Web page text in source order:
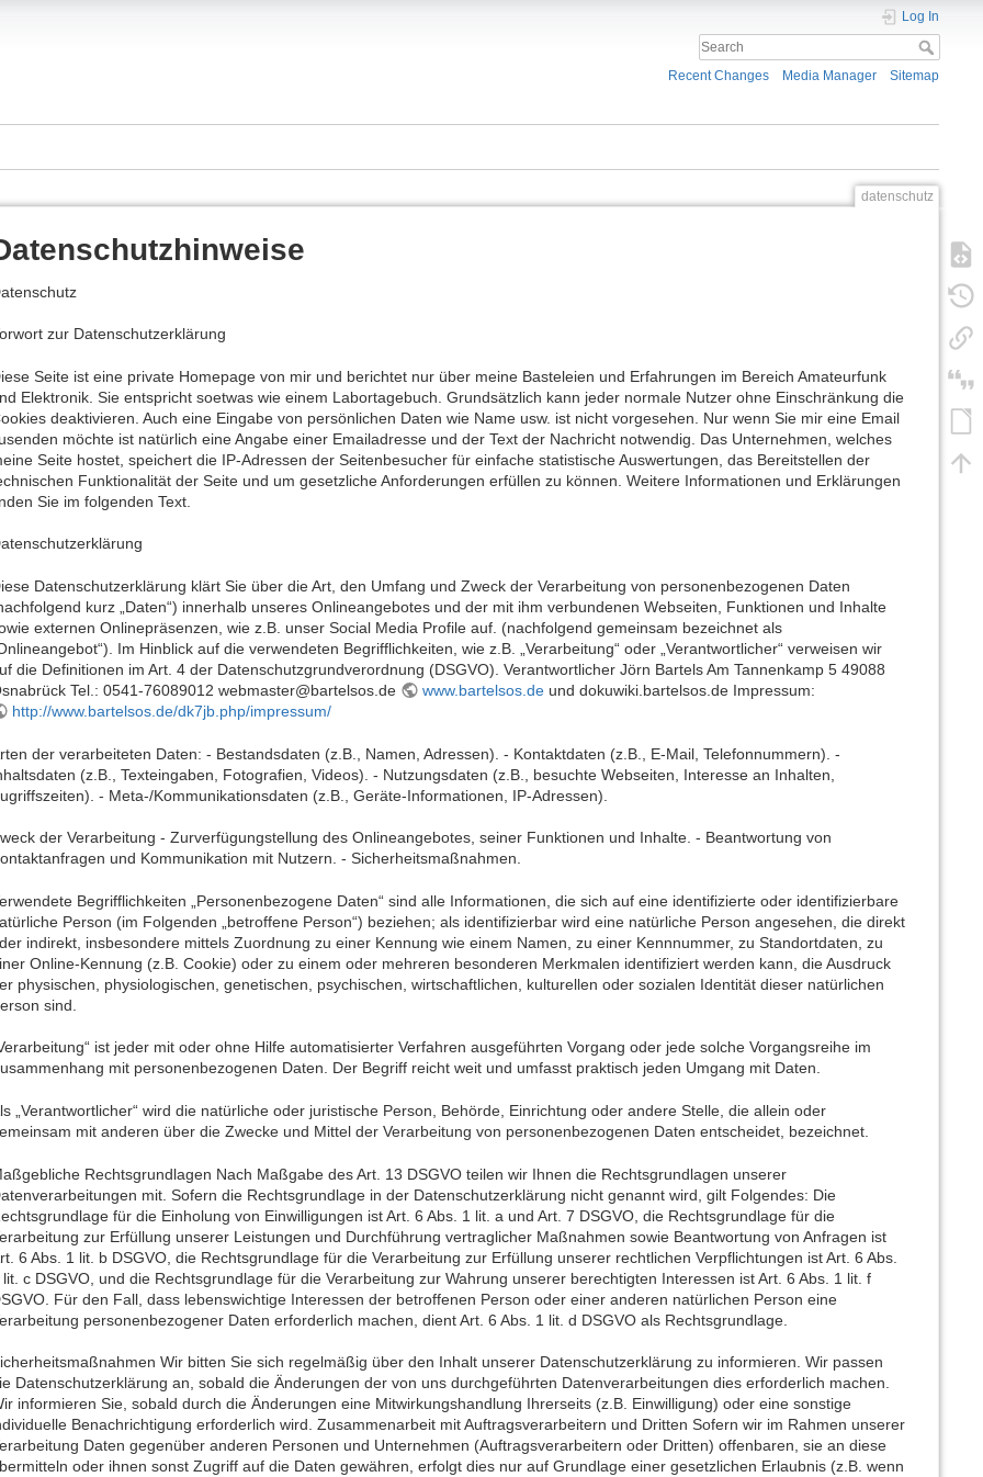
Log In
Recent Changes Media Manager Sitemap
datenschutz
zur Datenschutzerklärung
Seite ist eine private Homepage von mir und berichtet nur über meine Basteleien und Erfahrungen im Bereich Amateurfunk
Elektronik. Sie entspricht soetwas wie einem Labortagebuch. Grundsätzlich kann jeder normale Nutzer ohne Einschränkung die
deaktivieren. Auch eine Eingabe von persönlichen Daten wie Name usw. ist nicht vorgesehen. Nur wenn Sie mir eine Email
möchte ist natürlich eine Angabe einer Emailadresse und der Text der Nachricht notwendig. Das Unternehmen, welches
Seite hostet, speichert die IP-Adressen der Seitenbesucher für einfache statistische Auswertungen, das Bereitstellen der
Funktionalität der Seite und um gesetzliche Anforderungen erfüllen zu können. Weitere Informationen und Erklärungen
Sie im folgenden Text.
Datenschutzerklärung klärt Sie über die Art, den Umfang und Zweck der Verarbeitung von personenbezogenen Daten
kurz „Daten“) innerhalb unseres Onlineangebotes und der mit ihm verbundenen Webseiten, Funktionen und Inhalte
externen Onlinepräsenzen, wie z.B. unser Social Media Profile auf. (nachfolgend gemeinsam bezeichnet als
Im Hinblick auf die verwendeten Begrifflichkeiten, wie z.B. „Verarbeitung“ oder „Verantwortlicher“ verweisen wir
die Definitionen im Art. 4 der Datenschutzgrundverordnung (DSGVO). Verantwortlicher Jörn Bartels Am Tannenkamp 5 49088
Tel.: 0541-76089012 webmaster@bartelsos.de
www.bartelsos.deund dokuwiki.bartelsos.de Impressum:
http://www.bartelsos.de/dk7jb.php/impressum/
der verarbeiteten Daten: - Bestandsdaten (z.B., Namen, Adressen). - Kontaktdaten (z.B., E-Mail, Telefonnummern). -
(z.B., Texteingaben, Fotografien, Videos). - Nutzungsdaten (z.B., besuchte Webseiten, Interesse an Inhalten,
- Meta-/Kommunikationsdaten (z.B., Geräte-Informationen, IP-Adressen).
der Verarbeitung - Zurverfügungstellung des Onlineangebotes, seiner Funktionen und Inhalte. - Beantwortung von
und Kommunikation mit Nutzern. - Sicherheitsmaßnahmen.
Begrifflichkeiten „Personenbezogene Daten“ sind alle Informationen, die sich auf eine identifizierte oder identifizierbare
Person (im Folgenden „betroffene Person“) beziehen; als identifizierbar wird eine natürliche Person angesehen, die direkt
indirekt, insbesondere mittels Zuordnung zu einer Kennung wie einem Namen, zu einer Kennnummer, zu Standortdaten, zu
Online-Kennung (z.B. Cookie) oder zu einem oder mehreren besonderen Merkmalen identifiziert werden kann, die Ausdruck
physischen, physiologischen, genetischen, psychischen, wirtschaftlichen, kulturellen oder sozialen Identität dieser natürlichen
sind.
ist jeder mit oder ohne Hilfe automatisierter Verfahren ausgeführten Vorgang oder jede solche Vorgangsreihe im
mit personenbezogenen Daten. Der Begriff reicht weit und umfasst praktisch jeden Umgang mit Daten.
„Verantwortlicher“ wird die natürliche oder juristische Person, Behörde, Einrichtung oder andere Stelle, die allein oder
mit anderen über die Zwecke und Mittel der Verarbeitung von personenbezogenen Daten entscheidet, bezeichnet.
Rechtsgrundlagen Nach Maßgabe des Art. 13 DSGVO teilen wir Ihnen die Rechtsgrundlagen unserer
mit. Sofern die Rechtsgrundlage in der Datenschutzerklärung nicht genannt wird, gilt Folgendes: Die
für die Einholung von Einwilligungen ist Art. 6 Abs. 1 lit. a und Art. 7 DSGVO, die Rechtsgrundlage für die
zur Erfüllung unserer Leistungen und Durchführung vertraglicher Maßnahmen sowie Beantwortung von Anfragen ist
6 Abs. 1 lit. b DSGVO, die Rechtsgrundlage für die Verarbeitung zur Erfüllung unserer rechtlichen Verpflichtungen ist Art. 6 Abs.
lit. c DSGVO, und die Rechtsgrundlage für die Verarbeitung zur Wahrung unserer berechtigten Interessen ist Art. 6 Abs. 1 lit. f
Für den Fall, dass lebenswichtige Interessen der betroffenen Person oder einer anderen natürlichen Person eine
personenbezogener Daten erforderlich machen, dient Art. 6 Abs. 1 lit. d DSGVO als Rechtsgrundlage.
Wir bitten Sie sich regelmäßig über den Inhalt unserer Datenschutzerklärung zu informieren. Wir passen
Datenschutzerklärung an, sobald die Änderungen der von uns durchgeführten Datenverarbeitungen dies erforderlich machen.
informieren Sie, sobald durch die Änderungen eine Mitwirkungshandlung Ihrerseits (z.B. Einwilligung) oder eine sonstige
Benachrichtigung erforderlich wird. Zusammenarbeit mit Auftragsverarbeitern und Dritten Sofern wir im Rahmen unserer
Daten gegenüber anderen Personen und Unternehmen (Auftragsverarbeitern oder Dritten) offenbaren, sie an diese
oder ihnen sonst Zugriff auf die Daten gewähren, erfolgt dies nur auf Grundlage einer gesetzlichen Erlaubnis (z.B. wenn